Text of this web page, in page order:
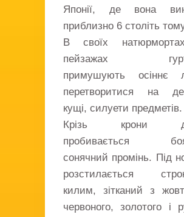
Японії, де вона
приблизно 6 століть
В своїх
пейзажах
примушують осіннє
перетворитися на
кущі, силуети предметів.
Крізь крони
пробивається
сонячний промінь. Під
розстилається
килим, зітканий з
червоного, золотого і